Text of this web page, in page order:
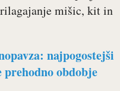
mišic, kit in
najpogostejši
obdobje